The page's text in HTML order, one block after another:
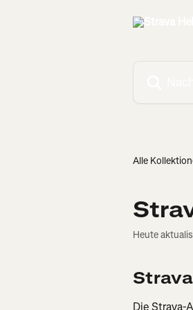
Alle
Heute
Die Strava-